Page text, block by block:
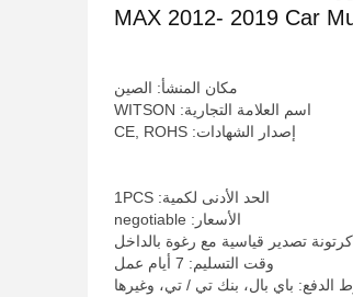
MAX 2012- 2019 Car
مكان المنشأ: الصين
اسم العلامة التجارية: WITSON
إصدار الشهادات: CE, ROHS
الحد الأدنى لكمية: 1PCS
الأسعار: negotiable
تصدير قياسية مع رغوة بالداخل
وقت التسليم: 7 أيام عمل
الدفع: باي بال، بنك تي / تي، وغيرها